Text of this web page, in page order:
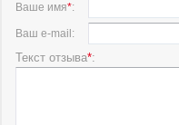
Ваше имя*:
Ваш e-mail:
Текст отзыва*: